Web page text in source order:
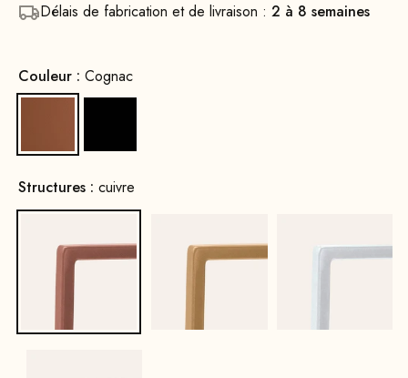
Délais de fabrication et de livraison : 2 à 8 semaines
Couleur : Cognac
Structures : cuivre